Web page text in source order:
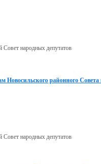
народных депутатов
Новосильского районного
народных депутатов